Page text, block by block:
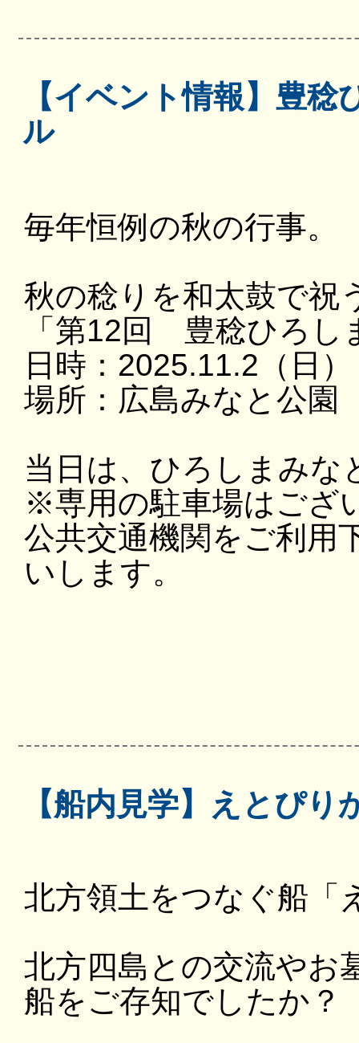
【イベント情報】豊
ル
毎年恒例の秋の行事。
秋の稔りを和太鼓で祝
「第12回 豊稔ひろし
日時：2025.11.2（日
場所：広島みなと公園
当日は、ひろしまみな
※専用の駐車場はござ
公共交通機関をご利用
いします。
【船内見学】えとぴり
北方領土をつなぐ船「
北方四島との交流やお
船をご存知でしたか？